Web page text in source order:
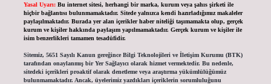
Yasal Uyarı: Bu internet sitesi, herhangi bir marka, kurum veya şahıs şirketi ile
hiçbir bağlantısı bulunmamaktadır. Sitede yalnızca kendi hazırladığımız makaleler
paylaşılmaktadır. Burada yer alan içerikler haber niteliği taşımamakta olup, gerçek
kurum ve kişiler hakkında paylaşım yapılmamaktadır. Gerçek kurum ve kişiler ile
isim benzerlikleri tamamen tesadüfidir.
Sitemiz, 5651 Sayılı Kanun gereğince Bilgi Teknolojileri ve İletişim Kurumu (BTK)
tarafından onaylanmış bir Yer Sağlayıcı olarak hizmet vermektedir. Bu nedenle,
sitedeki içerikleri proaktif olarak denetleme veya araştırma yükümlülüğümüz
bulunmamaktadır. Ancak, üyelerimiz yazdıkları içeriklerin sorumluluğunu